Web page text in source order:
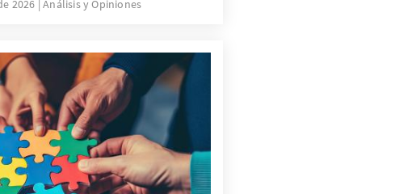
sondern zugleich eine
einer KI-Strategie, die
gezielt adressiert
von KI nach ethischen
um effizient abschrecken zu
2026 Análisis y Opiniones